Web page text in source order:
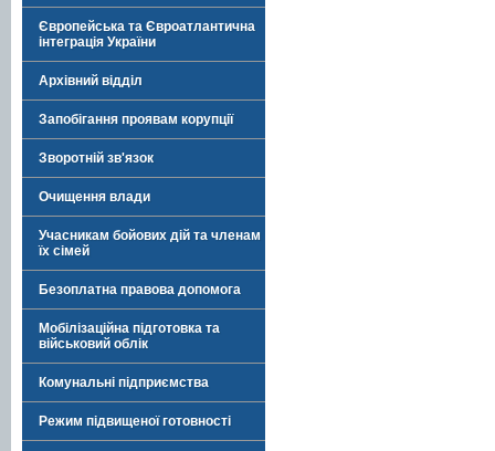
Європейська та Євроатлантична
інтеграція України
Архівний відділ
Запобігання проявам корупції
Зворотній зв'язок
Очищення влади
Учасникам бойових дій та членам
їх сімей
Безоплатна правова допомога
Мобілізаційна підготовка та
військовий облік
Комунальні підприємства
Режим підвищеної готовності